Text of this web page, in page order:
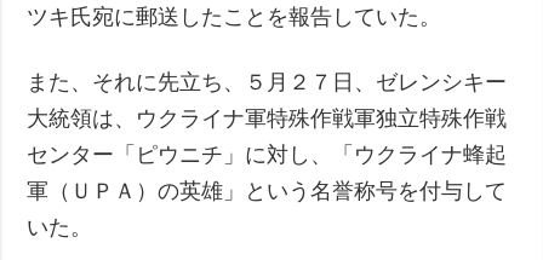
ツキ氏宛に郵送したことを報告していた。
また、それに先立ち、５月２７日、ゼレンシキー
大統領は、ウクライナ軍特殊作戦軍独立特殊作戦
センター「ピウニチ」に対し、「ウクライナ蜂起
軍（ＵＰＡ）の英雄」という名誉称号を付与して
いた。